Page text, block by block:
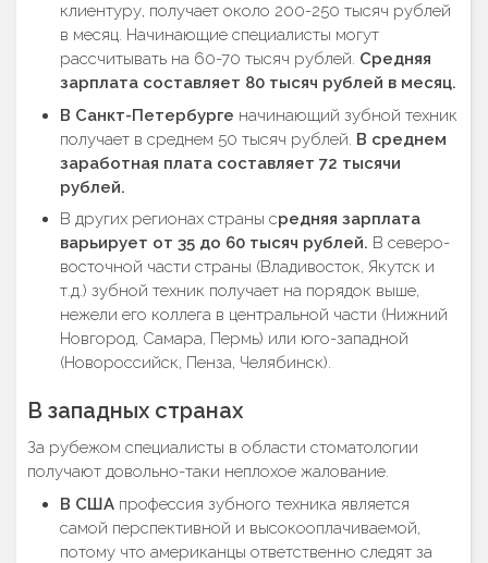
клиентуру, получает около 200-250 тысяч рублей
в месяц. Начинающие специалисты могут
рассчитывать на 60-70 тысяч рублей. Средняя
зарплата составляет 80 тысяч рублей в месяц.
В Санкт-Петербурге начинающий зубной техник
получает в среднем 50 тысяч рублей. В среднем
заработная плата составляет 72 тысячи
рублей.
В других регионах страны средняя зарплата
варьирует от 35 до 60 тысяч рублей. В северо-
восточной части страны (Владивосток, Якутск и
т.д.) зубной техник получает на порядок выше,
нежели его коллега в центральной части (Нижний
Новгород, Самара, Пермь) или юго-западной
(Новороссийск, Пенза, Челябинск).
В западных странах
За рубежом специалисты в области стоматологии
получают довольно-таки неплохое жалование.
В США профессия зубного техника является
самой перспективной и высокооплачиваемой,
потому что американцы ответственно следят за